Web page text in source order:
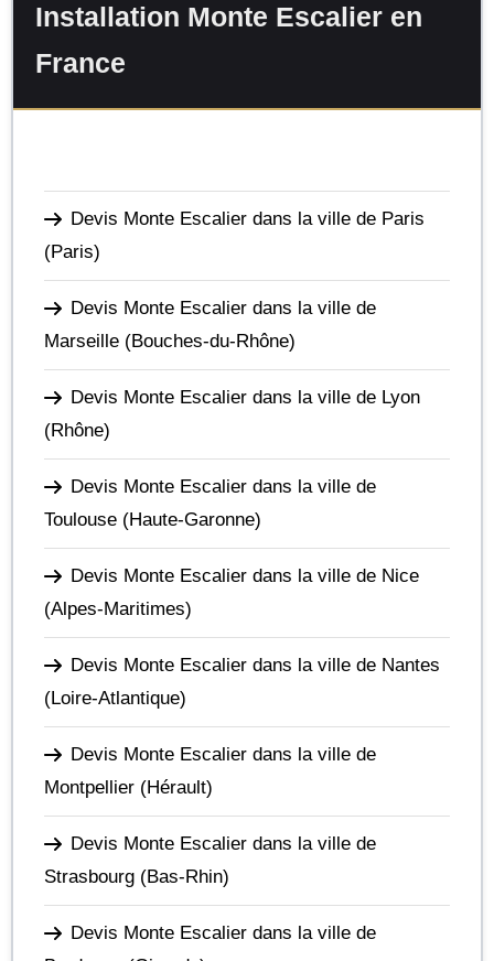
Installation Monte Escalier en
France
Devis Monte Escalier dans la ville de Paris
(Paris)
Devis Monte Escalier dans la ville de
Marseille (Bouches-du-Rhône)
Devis Monte Escalier dans la ville de Lyon
(Rhône)
Devis Monte Escalier dans la ville de
Toulouse (Haute-Garonne)
Devis Monte Escalier dans la ville de Nice
(Alpes-Maritimes)
Devis Monte Escalier dans la ville de Nantes
(Loire-Atlantique)
Devis Monte Escalier dans la ville de
Montpellier (Hérault)
Devis Monte Escalier dans la ville de
Strasbourg (Bas-Rhin)
Devis Monte Escalier dans la ville de